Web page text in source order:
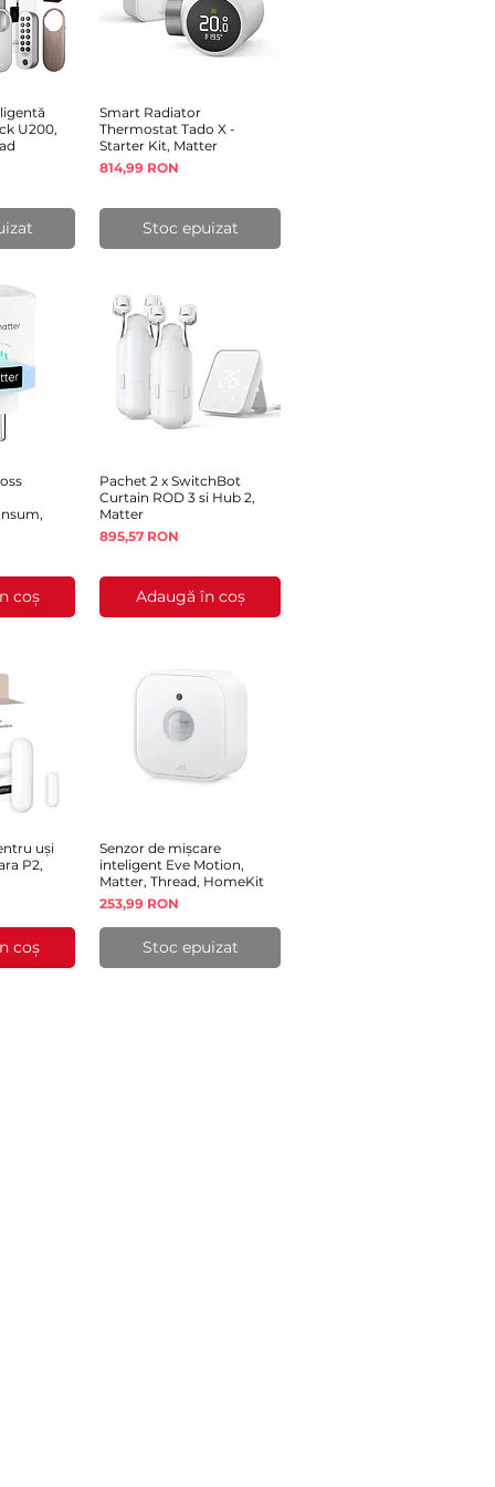
U200,
Afișare rapidă
Smart Radiator
Thermostat Tado X -
Starter Kit, Matter
Preț
814,99 RON
Stoc epuizat
coș
Afișare rapidă
Pachet 2 x SwitchBot
Curtain ROD 3 si Hub 2,
Matter
Preț
895,57 RON
Adaugă în coș
uși
P2,
coș
Afișare rapidă
Senzor de mișcare
inteligent Eve Motion,
Matter, Thread, HomeKit
Preț
253,99 RON
Stoc epuizat